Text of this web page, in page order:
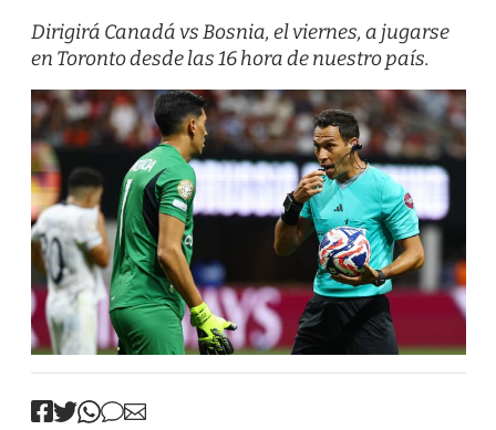
Dirigirá Canadá vs Bosnia, el viernes, a jugarse
en Toronto desde las 16 hora de nuestro país.